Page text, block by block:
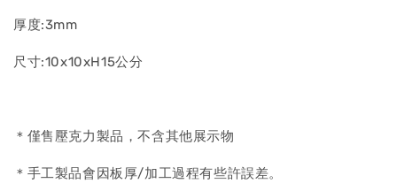
厚度:3mm
尺寸:10x10xH15公分
＊僅售壓克力製品，不含其他展示物
＊手工製品會因板厚/加工過程有些許誤差。